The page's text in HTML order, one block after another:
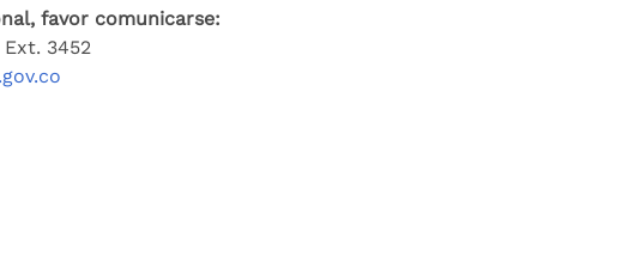
favor comunicarse:
Ext. 3452